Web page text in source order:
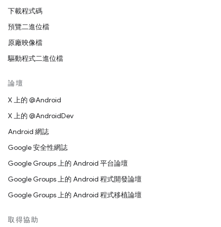
下載程式碼
預覽二進位檔
原廠映像檔
驅動程式二進位檔
論壇
X 上的 @Android
X 上的 @AndroidDev
Android 網誌
Google 安全性網誌
Google Groups 上的 Android 平台論壇
Google Groups 上的 Android 程式開發論壇
Google Groups 上的 Android 程式移植論壇
取得協助